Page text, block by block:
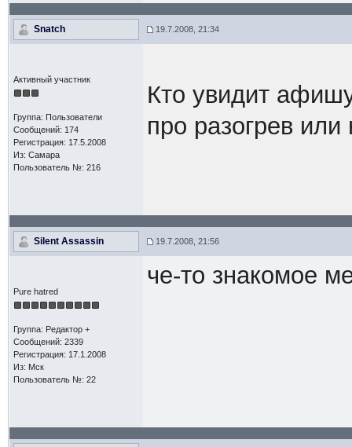
Snatch 19.7.2008, 21:34
Активный участник
Группа: Пользователи
Сообщений: 174
Регистрация: 17.5.2008
Из: Самара
Пользователь №: 216
Кто увидит
про разогрев или
Silent Assassin 19.7.2008, 21:56
Pure hatred
Группа: Редактор +
Сообщений: 2339
Регистрация: 17.1.2008
Из: Мск
Пользователь №: 22
че-то знакомое